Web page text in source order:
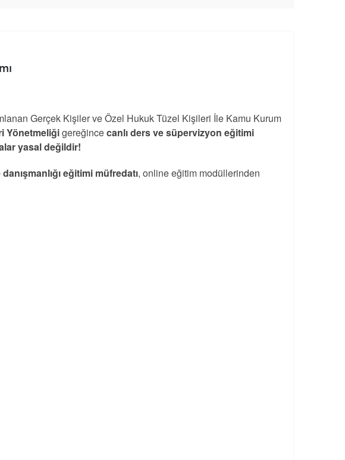
Gerçek Kişiler ve Özel Hukuk Tüzel Kişileri İle Kamu Kurum
Yönetmeliğigereğincecanlı ders ve süpervizyon eğitimi
yasal değildir!
eğitimi müfredatı, online eğitim modüllerinden